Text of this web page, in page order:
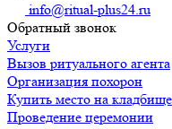
info@ritual-plus24.ru
Обратный звонок
Услуги
Вызов ритуального агента
Организация похорон
Купить место на кладбище
Проведение церемонии